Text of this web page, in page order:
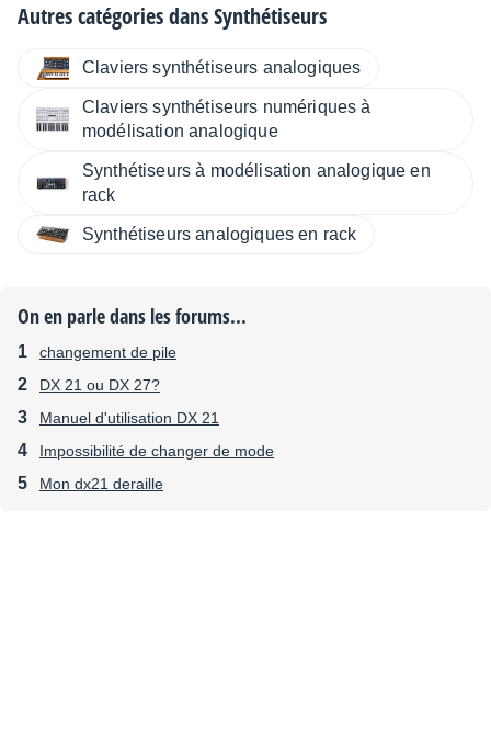
Autres catégories dansSynthétiseurs
Claviers synthétiseurs analogiques
Claviers synthétiseurs numériques à
modélisation analogique
Synthétiseurs à modélisation analogique en
rack
Synthétiseurs analogiques en rack
On en parle dans les forums...
changement de pile
DX 21 ou DX 27?
Manuel d'utilisation DX 21
Impossibilité de changer de mode
Mon dx21 deraille